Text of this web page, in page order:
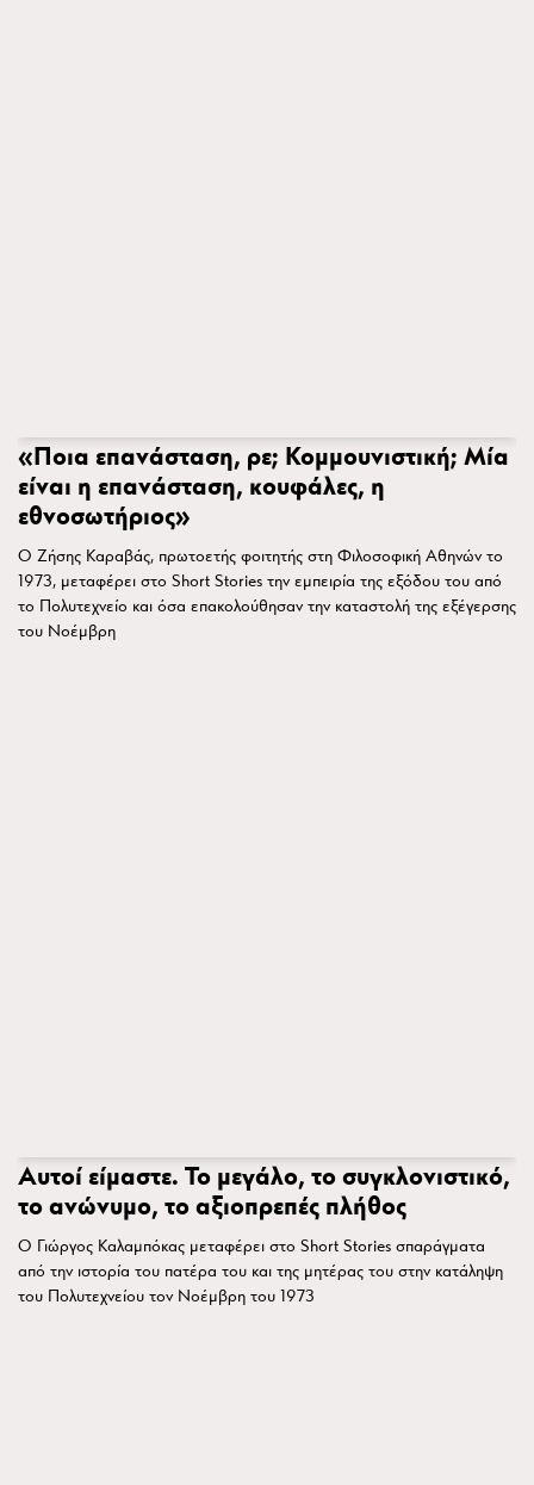
«Ποια επανάσταση, ρε; Κομμουνιστική; Μία
είναι η επανάσταση, κουφάλες, η
εθνοσωτήριος»
Ο Ζήσης Καραβάς, πρωτοετής φοιτητής στη Φιλοσοφική Αθηνών το
1973, μεταφέρει στο Short Stories την εμπειρία της εξόδου του από
το Πολυτεχνείο και όσα επακολούθησαν την καταστολή της εξέγερσης
του Νοέμβρη
Αυτοί είμαστε. Το μεγάλο, το συγκλονιστικό,
το ανώνυμο, το αξιοπρεπές πλήθος
Ο Γιώργος Καλαμπόκας μεταφέρει στο Short Stories σπαράγματα
από την ιστορία του πατέρα του και της μητέρας του στην κατάληψη
του Πολυτεχνείου τον Νοέμβρη του 1973